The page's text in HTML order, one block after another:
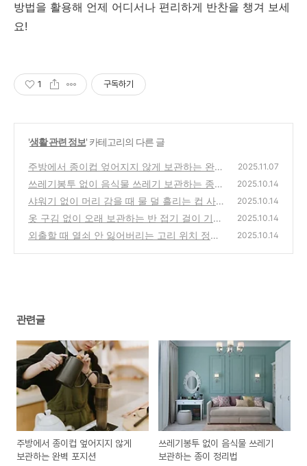
방법을 활용해 언제 어디서나 편리하게 반찬을 챙겨 보세
요!
1 구독하기
'생활 관련 정보' 카테고리의 다른 글
주방에서 종이컵 엎어지지 않게 보관하는 완벽
포지션
(0)
2025.11.07
쓰레기봉투 없이 음식물 쓰레기 보관하는 종이
정리법
(1)
2025.10.14
샤워기 없이 머리 감을 때 물 덜 흘리는 컵 사
용 팁
(0)
2025.10.14
옷 구김 없이 오래 보관하는 반 접기 걸이 기술
(1)
2025.10.14
외출할 때 열쇠 안 잃어버리는 고리 위치 정하
2025.10.14
관련글
주방에서 종이컵 엎어지지 않게
보관하는 완벽 포지션
쓰레기봉투 없이 음식물 쓰레기
보관하는 종이 정리법